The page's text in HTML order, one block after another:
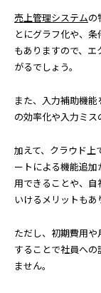
売上管理システムの
とにグラフ化や、
もありますので、
がるでしょう。
また、入力補助機
の効率化や入力ミス
加えて、クラウド
ートによる機能追
用できることや、
いけるメリットもあ
ただし、初期費用
することで社員へ
ません。